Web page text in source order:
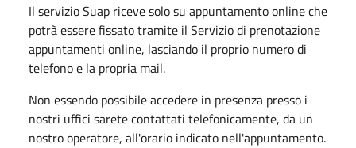
Il servizio Suap riceve solo su appuntamento online che
potrà essere fissato tramite il Servizio di prenotazione
appuntamenti online, lasciando il proprio numero di
telefono e la propria mail.
Non essendo possibile accedere in presenza presso i
nostri uffici sarete contattati telefonicamente, da un
nostro operatore, all'orario indicato nell'appuntamento.